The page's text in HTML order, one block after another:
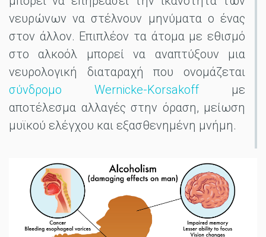
νευρώνων να στέλνουν μηνύματα ο ένας
στον άλλον. Επιπλέον τα άτομα με εθισμό
στο αλκοόλ μπορεί να αναπτύξουν μια
νευρολογική διαταραχή που ονομάζεται
σύνδρομο Wernicke-Korsakoffμε
αποτέλεσμα αλλαγές στην όραση, μείωση
μυϊκού ελέγχου και εξασθενημένη μνήμη.